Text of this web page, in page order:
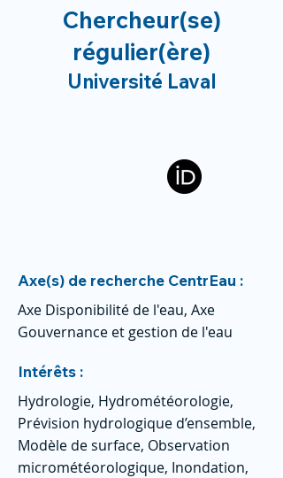
Chercheur(se)
régulier(ère)
Université Laval
Axe(s) de recherche CentrEau :
Axe Disponibilité de l'eau, Axe
Gouvernance et gestion de l'eau
Intérêts :
Hydrologie, Hydrométéorologie,
Prévision hydrologique d’ensemble,
Modèle de surface, Observation
micrométéorologique, Inondation,